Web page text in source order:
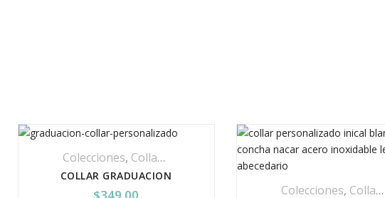
Colecciones, Collar Acero Inoxidable ,Collares,Joyería,
COLLAR GRADUACION
$349.00 Colecciones, Collar Acero Inoxidable